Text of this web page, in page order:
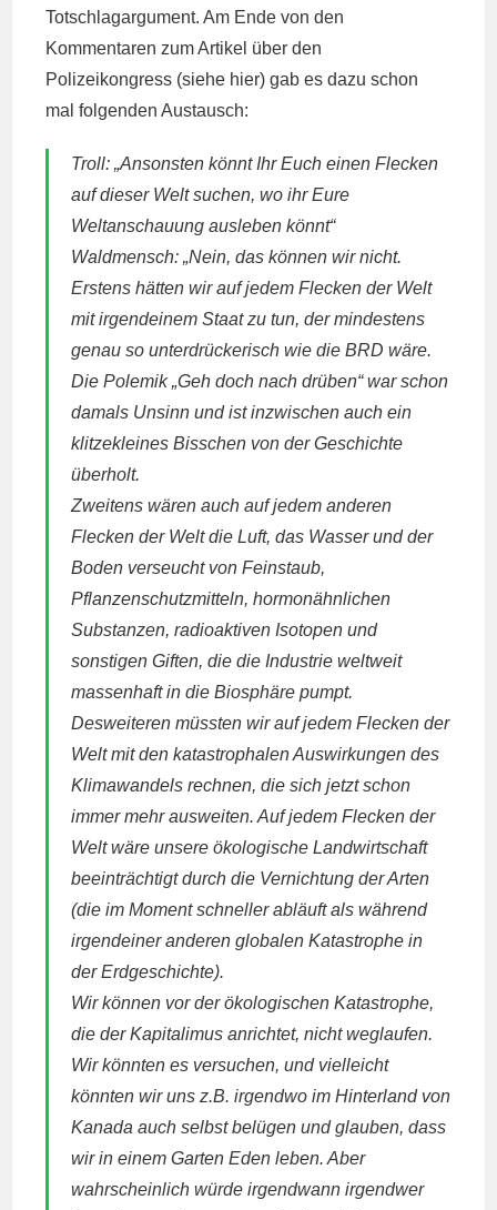
Totschlagargument. Am Ende von den
Kommentaren zum Artikel über den
Polizeikongress (siehe hier) gab es dazu schon
mal folgenden Austausch:
Troll: „Ansonsten könnt Ihr Euch einen Flecken
auf dieser Welt suchen, wo ihr Eure
Weltanschauung ausleben könnt“
Waldmensch: „Nein, das können wir nicht.
Erstens hätten wir auf jedem Flecken der Welt
mit irgendeinem Staat zu tun, der mindestens
genau so unterdrückerisch wie die BRD wäre.
Die Polemik „Geh doch nach drüben“ war schon
damals Unsinn und ist inzwischen auch ein
klitzekleines Bisschen von der Geschichte
überholt.
Zweitens wären auch auf jedem anderen
Flecken der Welt die Luft, das Wasser und der
Boden verseucht von Feinstaub,
Pflanzenschutzmitteln, hormonähnlichen
Substanzen, radioaktiven Isotopen und
sonstigen Giften, die die Industrie weltweit
massenhaft in die Biosphäre pumpt.
Desweiteren müssten wir auf jedem Flecken der
Welt mit den katastrophalen Auswirkungen des
Klimawandels rechnen, die sich jetzt schon
immer mehr ausweiten. Auf jedem Flecken der
Welt wäre unsere ökologische Landwirtschaft
beeinträchtigt durch die Vernichtung der Arten
(die im Moment schneller abläuft als während
irgendeiner anderen globalen Katastrophe in
der Erdgeschichte).
Wir können vor der ökologischen Katastrophe,
die der Kapitalimus anrichtet, nicht weglaufen.
Wir könnten es versuchen, und vielleicht
könnten wir uns z.B. irgendwo im Hinterland von
Kanada auch selbst belügen und glauben, dass
wir in einem Garten Eden leben. Aber
wahrscheinlich würde irgendwann irgendwer